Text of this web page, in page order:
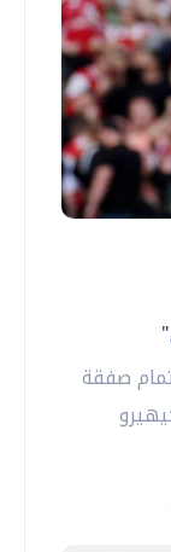
صفقة